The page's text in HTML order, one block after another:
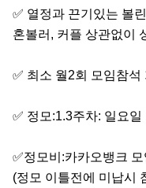
✅ 열정과 끈기있는 볼
혼볼러, 커플 상관없이
✅ 최소 월2회 모임참
✅ 정모:1.3주차: 일요일
✅정모비:카카오뱅크 모
(정모 이틀전에 미납시